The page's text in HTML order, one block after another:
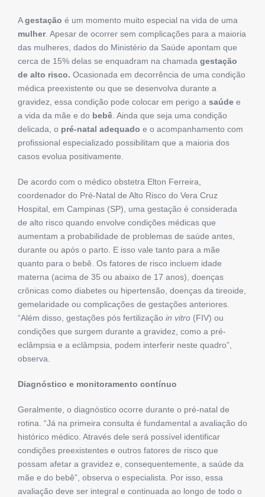
Agestação é um momento muito especial na vida de uma
mulher. Apesar de ocorrer sem complicações para a maioria
das mulheres, dados do Ministério da Saúde apontam que
cerca de 15% delas se enquadram na chamada gestação
de alto risco. Ocasionada em decorrência de uma condição
médica preexistente ou que se desenvolva durante a
gravidez, essa condição pode colocar em perigo a saúde e
a vida da mãe e do bebê. Ainda que seja uma condição
delicada, o pré-natal adequado e o acompanhamento com
profissional especializado possibilitam que a maioria dos
casos evolua positivamente.
De acordo com o médico obstetra Elton Ferreira,
coordenador do Pré-Natal de Alto Risco do Vera Cruz
Hospital, em Campinas (SP), uma gestação é considerada
de alto risco quando envolve condições médicas que
aumentam a probabilidade de problemas de saúde antes,
durante ou após o parto. E isso vale tanto para a mãe
quanto para o bebê. Os fatores de risco incluem idade
materna (acima de 35 ou abaixo de 17 anos), doenças
crônicas como diabetes ou hipertensão, doenças da tireoide,
gemelaridade ou complicações de gestações anteriores.
“Além disso, gestações pós fertilização in vitro (FIV) ou
condições que surgem durante a gravidez, como a pré-
eclâmpsia e a eclâmpsia, podem interferir neste quadro”,
observa.
Diagnóstico e monitoramento contínuo
Geralmente, o diagnóstico ocorre durante o pré-natal de
rotina. “Já na primeira consulta é fundamental a avaliação do
histórico médico. Através dele será possível identificar
condições preexistentes e outros fatores de risco que
possam afetar a gravidez e, consequentemente, a saúde da
mãe e do bebê”, observa o especialista. Por isso, essa
avaliação deve ser integral e continuada ao longo de todo o